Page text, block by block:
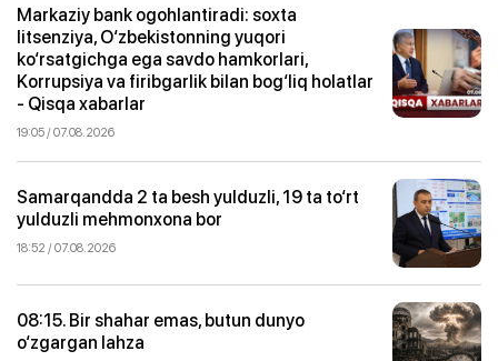
Markaziy bank ogohlantiradi: soxta
litsenziya, O‘zbekistonning yuqori
ko‘rsatgichga ega savdo hamkorlari,
Korrupsiya va firibgarlik bilan bog‘liq holatlar
- Qisqa xabarlar
19:05 / 07.08.2026
Samarqandda 2 ta besh yulduzli, 19 ta to‘rt
yulduzli mehmonxona bor
18:52 / 07.08.2026
08:15. Bir shahar emas, butun dunyo
o‘zgargan lahza